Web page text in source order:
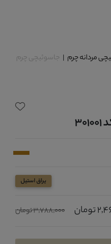
مردانه چرم| جاسوئیچی چرم
یراق استیل
3,788,000 تومان